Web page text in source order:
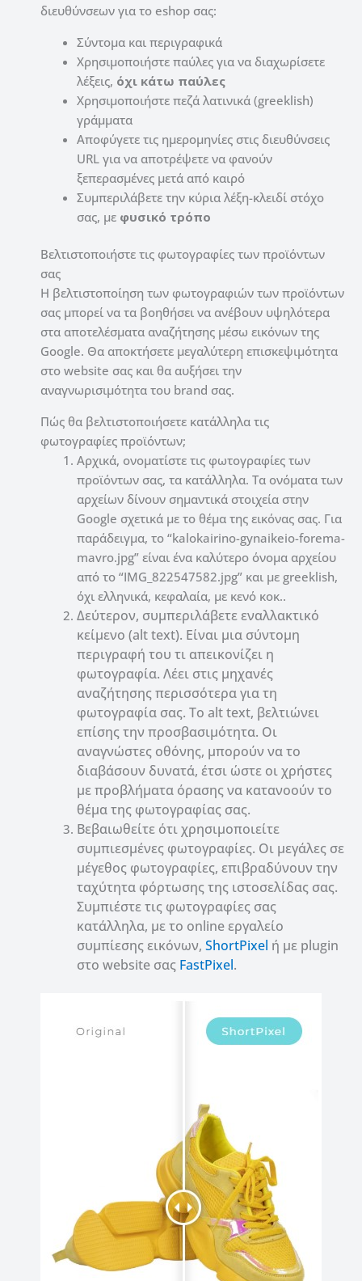
διευθύνσεων για το eshop σας:
Σύντομα και περιγραφικά
Χρησιμοποιήστε παύλες για να διαχωρίσετε
λέξεις, όχι κάτω παύλες
Χρησιμοποιήστε πεζά λατινικά (greeklish)
γράμματα
Αποφύγετε τις ημερομηνίες στις διευθύνσεις
URL για να αποτρέψετε να φανούν
ξεπερασμένες μετά από καιρό
Συμπεριλάβετε την κύρια λέξη-κλειδί στόχο
σας, με φυσικό τρόπο
Βελτιστοποιήστε τις φωτογραφίες των προϊόντων
σας
Η βελτιστοποίηση των φωτογραφιών των προϊόντων
σας μπορεί να τα βοηθήσει να ανέβουν υψηλότερα
στα αποτελέσματα αναζήτησης μέσω εικόνων της
Google. Θα αποκτήσετε μεγαλύτερη επισκεψιμότητα
στο website σας και θα αυξήσει την
αναγνωρισιμότητα του brand σας.
Πώς θα βελτιστοποιήσετε κατάλληλα τις
φωτογραφίες προϊόντων;
Αρχικά, ονοματίστε τις φωτογραφίες των
προϊόντων σας, τα κατάλληλα. Τα ονόματα των
αρχείων δίνουν σημαντικά στοιχεία στην
Google σχετικά με το θέμα της εικόνας σας. Για
παράδειγμα, το “kalokairino-gynaikeio-forema-
mavro.jpg” είναι ένα καλύτερο όνομα αρχείου
από το “IMG_822547582.jpg” και με greeklish,
όχι ελληνικά, κεφαλαία, με κενό κοκ..
Δεύτερον, συμπεριλάβετε εναλλακτικό
κείμενο (alt text). Είναι μια σύντομη
περιγραφή του τι απεικονίζει η
φωτογραφία. Λέει στις μηχανές
αναζήτησης περισσότερα για τη
φωτογραφία σας. Το alt text, βελτιώνει
επίσης την προσβασιμότητα. Οι
αναγνώστες οθόνης, μπορούν να το
διαβάσουν δυνατά, έτσι ώστε οι χρήστες
με προβλήματα όρασης να κατανοούν το
θέμα της φωτογραφίας σας.
Βεβαιωθείτε ότι χρησιμοποιείτε
συμπιεσμένες φωτογραφίες. Οι μεγάλες σε
μέγεθος φωτογραφίες, επιβραδύνουν την
ταχύτητα φόρτωσης της ιστοσελίδας σας.
Συμπιέστε τις φωτογραφίες σας
κατάλληλα, με το online εργαλείο
συμπίεσης εικόνων, ShortPixel ή με plugin
στο website σας FastPixel.